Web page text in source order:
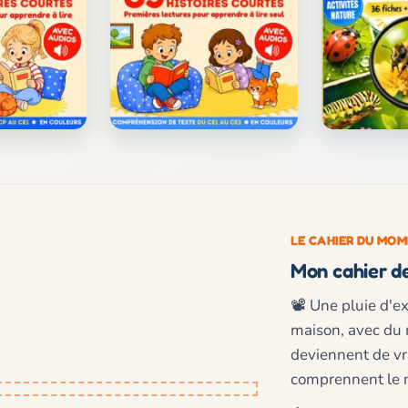
LE CAHIER DU
Mon cahier
📽️ Une pluie
maison, avec
deviennent de
comprennent le